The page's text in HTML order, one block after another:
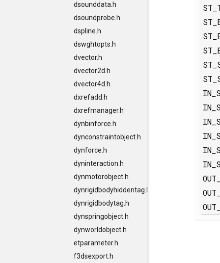
dsounddata.h
dsoundprobe.h
dspline.h
dswghtopts.h
dvector.h
dvector2d.h
dvector4d.h
dxrefadd.h
dxrefmanager.h
dynbinforce.h
dynconstraintobject.h
dynforce.h
dyninteraction.h
dynmotorobject.h
dynrigidbodyhiddentag.h
dynrigidbodytag.h
dynspringobject.h
dynworldobject.h
etparameter.h
f3dsexport.h